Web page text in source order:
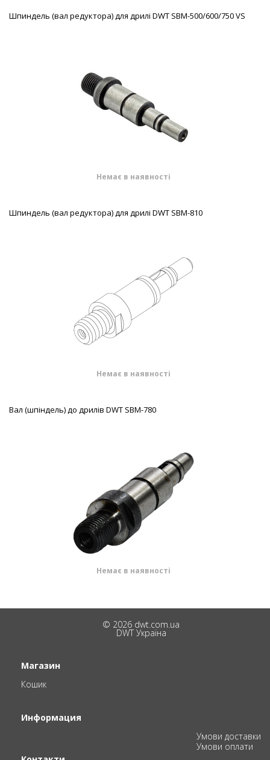
Шпиндель (вал редуктора) для дрилі DWT SBM-500/600/750 VS
Немає в наявності
Шпиндель (вал редуктора) для дрилі DWT SBM-810
Немає в наявності
Вал (шпіндель) до дрилів DWT SBM-780
Немає в наявності
© 2026 dwt.com.ua
DWT Україна
Магазин
Кошик
Информация
Умови доставки
Умови оплати